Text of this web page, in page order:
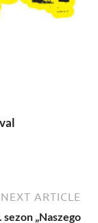
NEXT ARTICLE
sezon „Naszego